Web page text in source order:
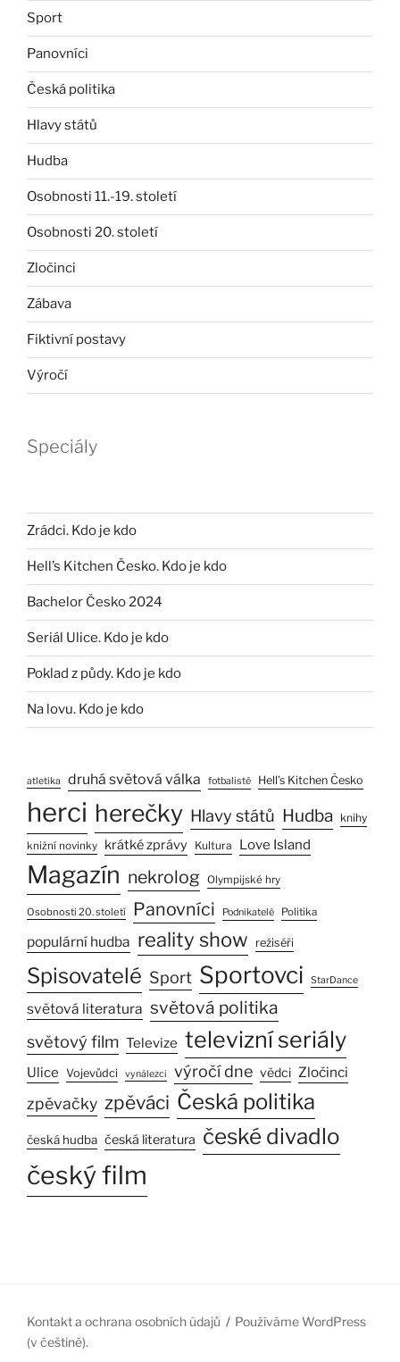
Sport
Panovníci
Česká politika
Hlavy států
Hudba
Osobnosti 11.-19. století
Osobnosti 20. století
Zločinci
Zábava
Fiktivní postavy
Výročí
Speciály
Zrádci. Kdo je kdo
Hell’s Kitchen Česko. Kdo je kdo
Bachelor Česko 2024
Seriál Ulice. Kdo je kdo
Poklad z půdy. Kdo je kdo
Na lovu. Kdo je kdo
atletika druhá světová válka fotbalisté Hell’s Kitchen Česko
herci herečky Hlavy států Hudba knihy
knižní novinky krátké zprávy Kultura Love Island
Magazín nekrolog Olympijské hry
Osobnosti 20. století Panovníci Podnikatelé Politika
populární hudba reality show režiséři
Spisovatelé Sport Sportovci StarDance
světová literatura světová politika
světový film Televize televizní seriály
Ulice Vojevůdci vynálezci výročí dne vědci Zločinci
zpěvačky zpěváci Česká politika
česká hudba česká literatura české divadlo
český film
Kontakt a ochrana osobních údajů
Používáme WordPress
(v češtině).